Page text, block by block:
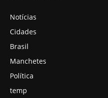
Notícias
Cidades
Brasil
Manchetes
Política
temp